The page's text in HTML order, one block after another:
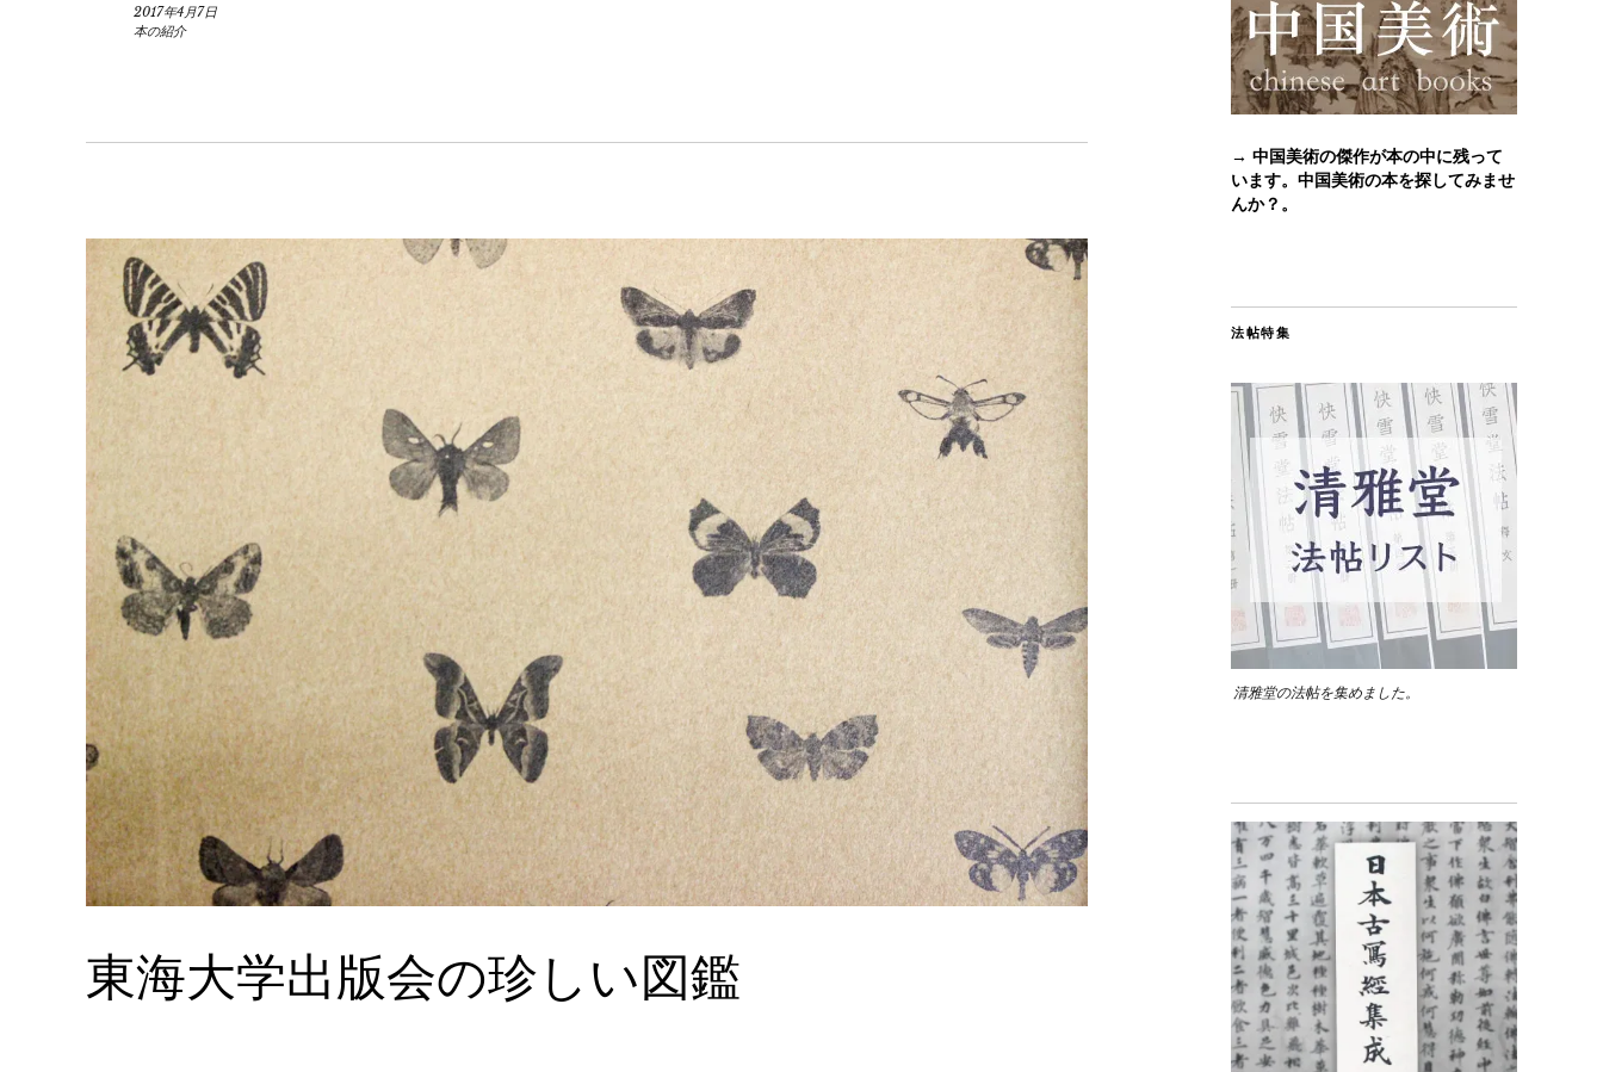
2017年4月7日
本の紹介
東海大学出版会の珍しい図鑑
→ 中国美術の傑作が本の中に残って
います。中国美術の本を探してみませ
んか？。
法帖特集
清雅堂の法帖を集めました。